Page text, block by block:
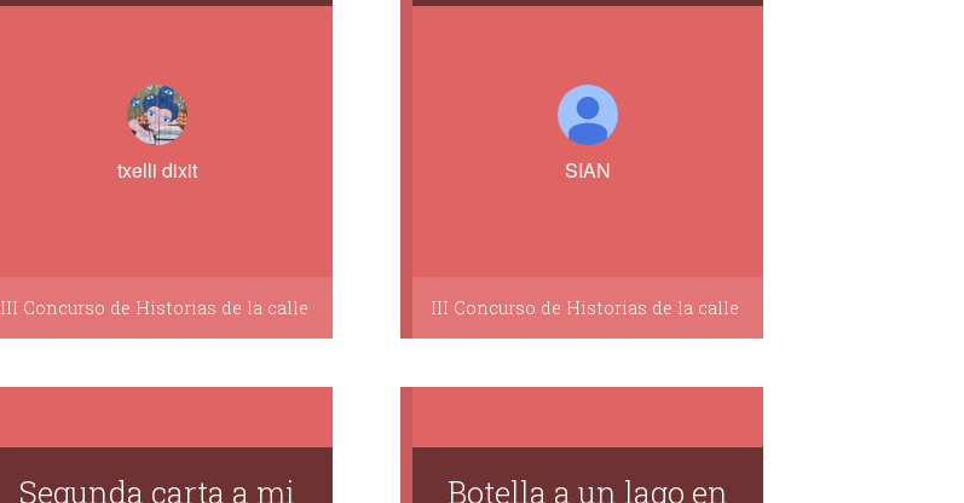
txelli dixit
III Concurso de Historias de la calle
SIAN
III Concurso de Historias de la calle
Segunda carta a mi
Botella a un lago en